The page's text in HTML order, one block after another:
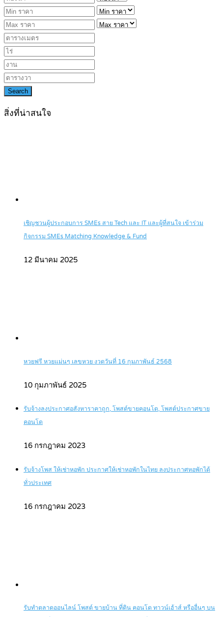
Search
สิ่งที่น่าสนใจ
เชิญชวนผู้ประกอบการ SMEs สาย Tech และ IT และผู้ที่สนใจ เข้าร่วม
กิจกรรม SMEs Matching Knowledge & Fund
12 มีนาคม 2025
หวยฟรี หวยแม่นๆ เลขหวย งวดวันที่ 16 กุมภาพันธ์ 2568
10 กุมภาพันธ์ 2025
รับจ้างลงประกาศอสังหาราคาถูก, โพสต์ขายคอนโด, โพสต์ประกาศขาย
คอนโด
16 กรกฎาคม 2023
รับจ้างโพส ให้เช่าหอพัก ประกาศให้เช่าหอพักในไทย ลงประกาศหอพักได้
ทั่วประเทศ
16 กรกฎาคม 2023
รับทำตลาดออนไลน์ โพสต์ ขายบ้าน ที่ดิน คอนโด ทาวน์เฮ้าส์ หรืออื่นๆ บน